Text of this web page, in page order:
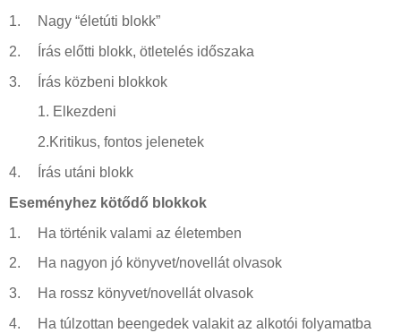
1.
Nagy “életúti blokk”
2.
Írás előtti blokk, ötletelés időszaka
3.
Írás közbeni blokkok
1. Elkezdeni
2.Kritikus, fontos jelenetek
4.
Írás utáni blokk
Eseményhez kötődő blokkok
1.
Ha történik valami az életemben
2.
Ha nagyon jó könyvet/novellát olvasok
3.
Ha rossz könyvet/novellát olvasok
4.
Ha túlzottan beengedek valakit az alkotói folyamatba